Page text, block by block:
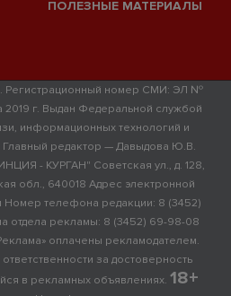
ПОЛЕЗНЫЕ МАТЕРИАЛЫ
Регистрационный номер СМИ: ЭЛ №
2019 г. Выдан Федеральной службой
информационных технологий и
Главный редактор — Давыдова Ю.В.
- КУРГАН" Советская ул., д. 128,
обл., 640018 Адрес электронной
Номер телефона редакции: 8 (3452)
отдела рекламы: 8 (3452) 69-98-08
оплачены рекламодателем.
за достоверность
в рекламных объявлениях. 18+